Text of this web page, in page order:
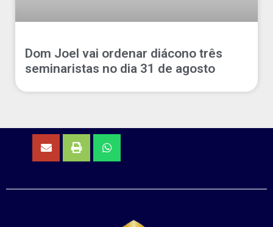
Dom Joel vai ordenar diácono três
seminaristas no dia 31 de agosto